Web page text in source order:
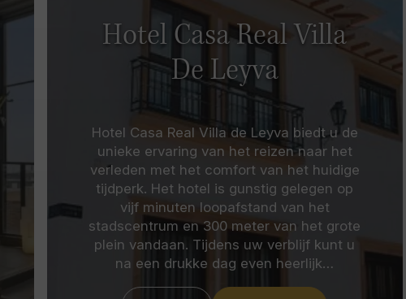
Hotel Casa Real Villa
De Leyva
Hotel Casa Real Villa de Leyva biedt u de
unieke ervaring van het reizen naar het
verleden met het comfort van het huidige
tijdperk. Het hotel is gunstig gelegen op
vijf minuten loopafstand van het
stadscentrum en 300 meter van het grote
plein vandaan. Tijdens uw verblijf kunt u
na een drukke dag even heerlijk…